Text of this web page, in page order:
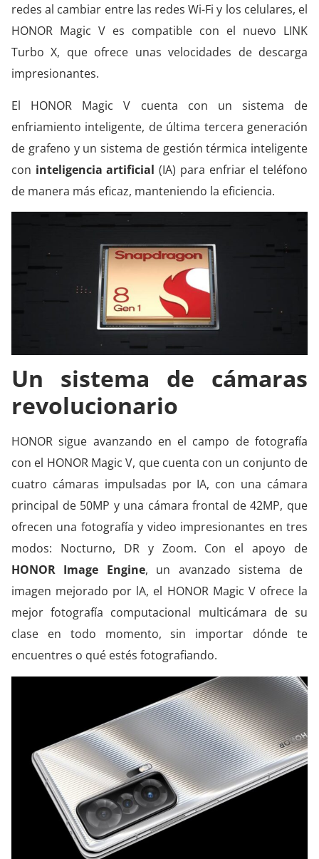
redes al cambiar entre las redes Wi-Fi y los celulares, el
HONOR Magic V es compatible con el nuevo LINK
Turbo X, que ofrece unas velocidades de descarga
impresionantes.
El HONOR Magic V cuenta con un sistema de
enfriamiento inteligente, de última tercera generación
de grafeno y un sistema de gestión térmica inteligente
con inteligencia artificial (IA) para enfriar el teléfono
de manera más eficaz, manteniendo la eficiencia.
Un sistema de cámaras
revolucionario
HONOR sigue avanzando en el campo de fotografía
con el HONOR Magic V, que cuenta con un conjunto de
cuatro cámaras impulsadas por IA, con una cámara
principal de 50MP y una cámara frontal de 42MP, que
ofrecen una fotografía y video impresionantes en tres
modos: Nocturno, DR y Zoom. Con el apoyo de
HONOR Image Engine, un avanzado sistema de
imagen mejorado por lA, el HONOR Magic V ofrece la
mejor fotografía computacional multicámara de su
clase en todo momento, sin importar dónde te
encuentres o qué estés fotografiando.